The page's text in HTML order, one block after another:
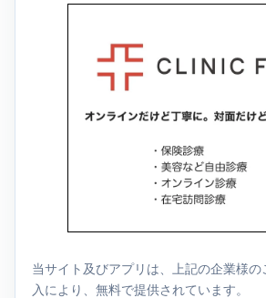
当サイト及びアプリは、上記の企業様の
入により、無料で提供されています。